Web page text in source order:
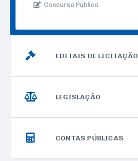
Concurso Público
EDITAIS DE LICITAÇÃO
LEGISLAÇÃO
CONTAS PÚBLICAS